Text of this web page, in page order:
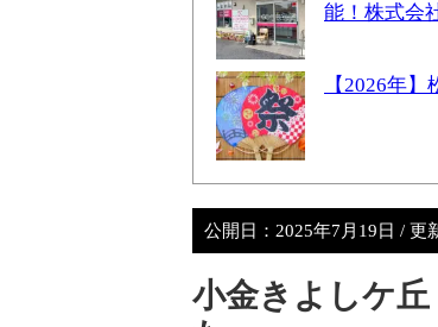
能！株式会
【2026年
公開日： 2025年7月19日 / 更
小金きよしケ